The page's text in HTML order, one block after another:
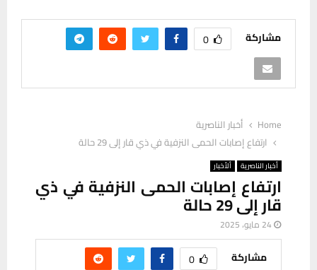
مشاركة 0
Home
أخبار الناصرية
ارتفاع إصابات الحمى النزفية في ذي قار إلى 29 حالة
أخبار الناصرية ألأخبار
ارتفاع إصابات الحمى النزفية في ذي
قار إلى 29 حالة
24 مايو، 2025
مشاركة 0